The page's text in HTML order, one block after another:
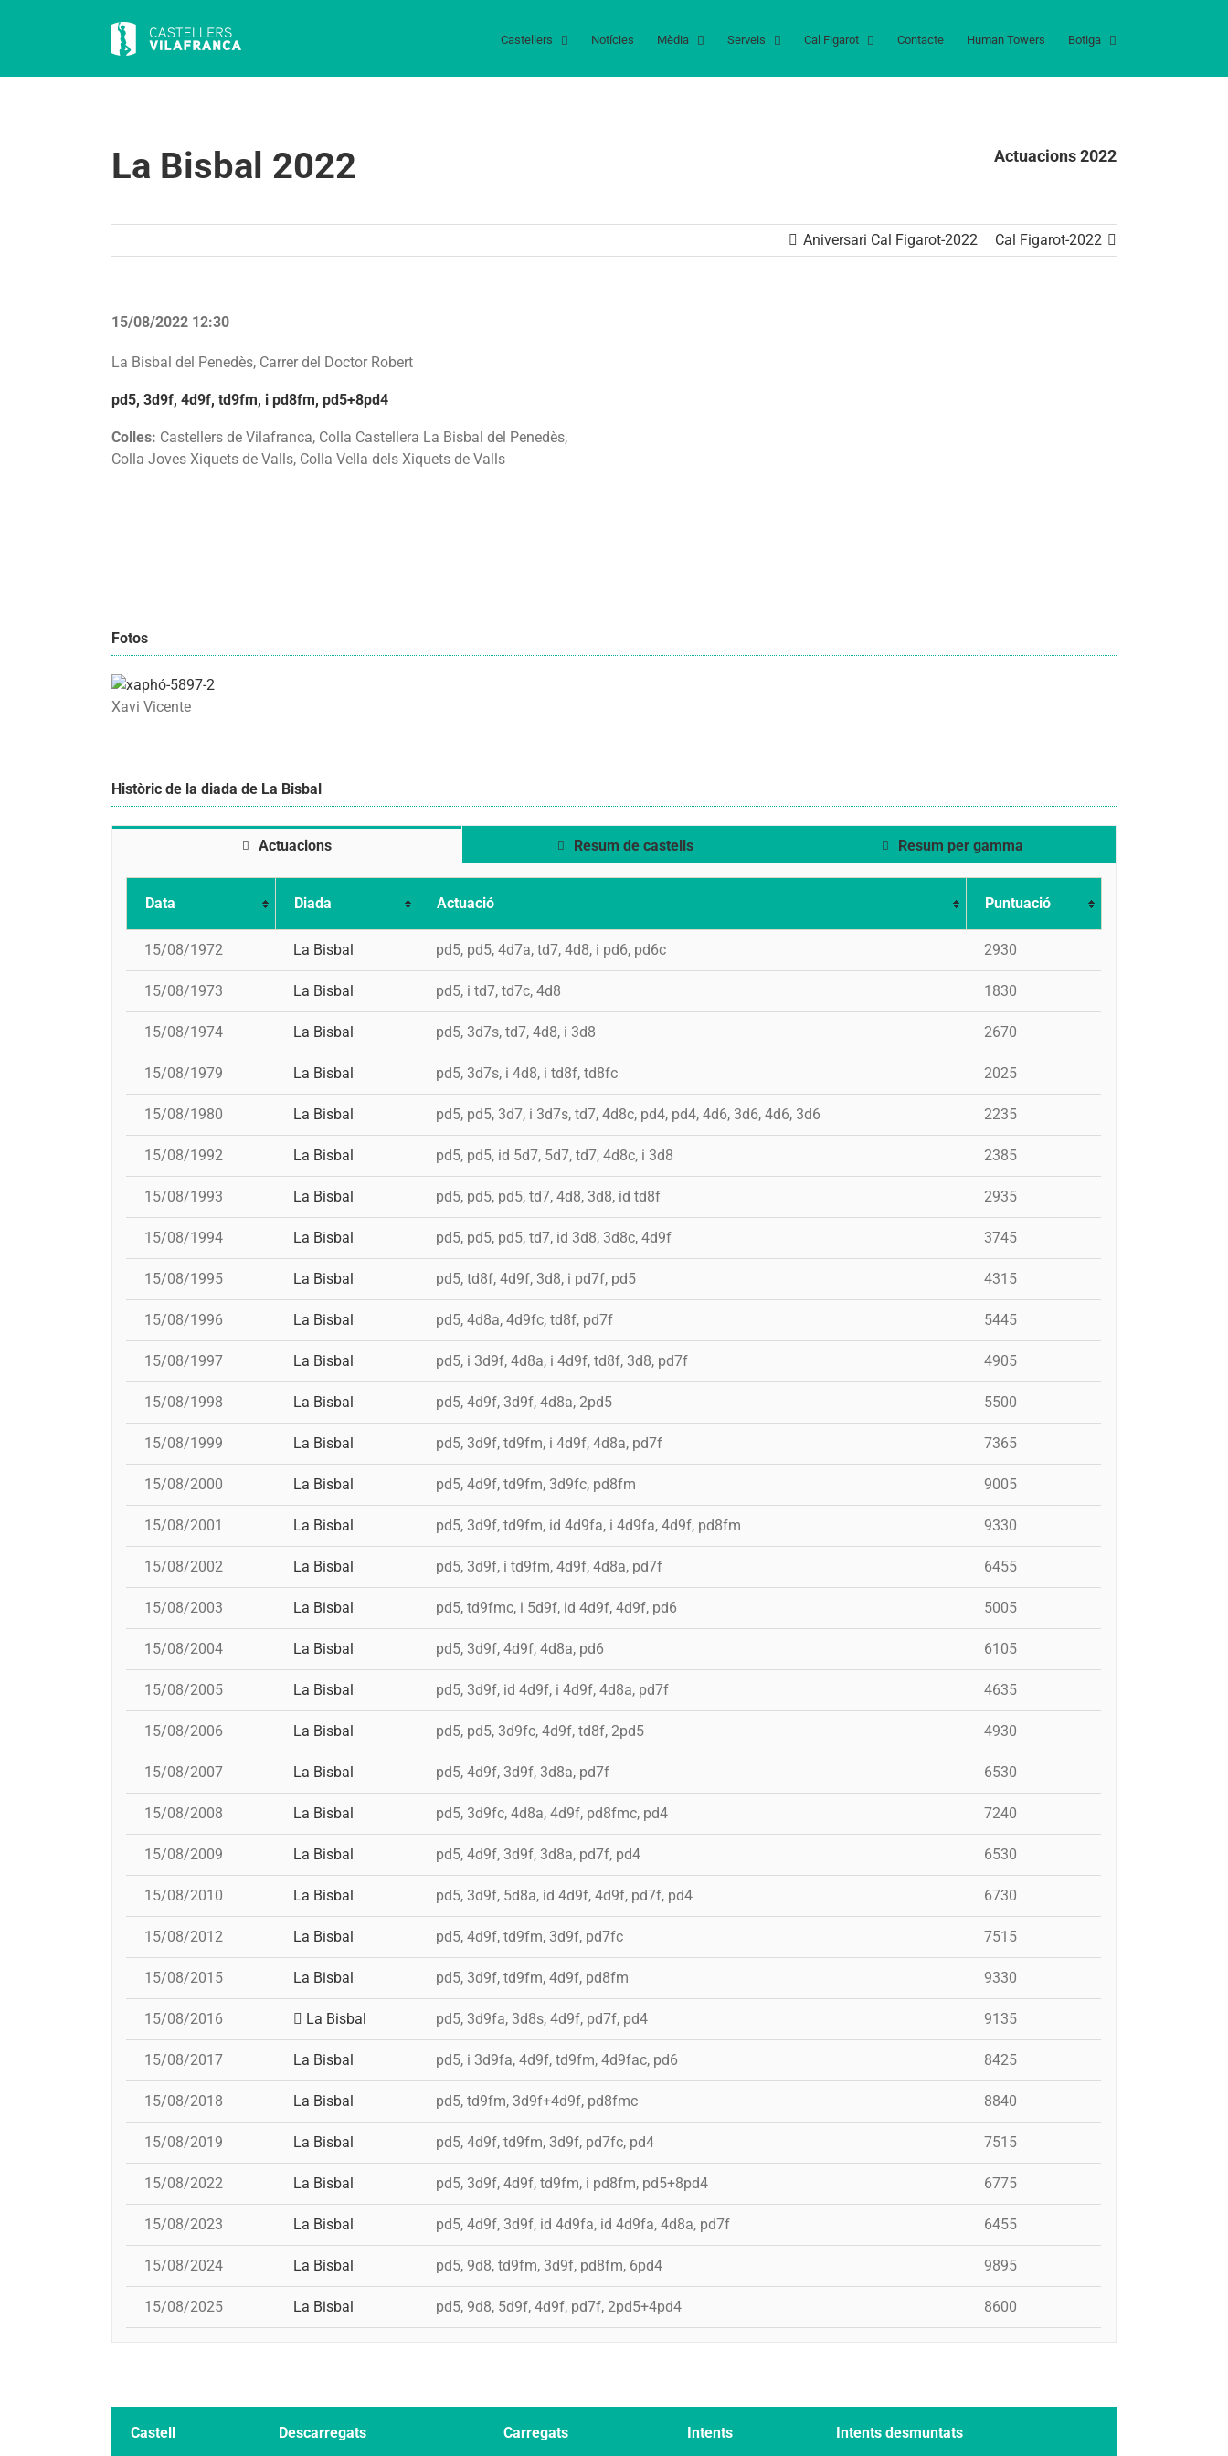
Castellers Notícies Mèdia Serveis Cal Figarot Contacte Human Towers Botiga
La Bisbal 2022 Actuacions 2022
Aniversari Cal Figarot-2022 Cal Figarot-2022
15/08/2022 12:30
La Bisbal del Penedès, Carrer del Doctor Robert
pd5, 3d9f, 4d9f, td9fm, i pd8fm, pd5+8pd4
Colles: Castellers de Vilafranca, Colla Castellera La Bisbal del Penedès,
Colla Joves Xiquets de Valls, Colla Vella dels Xiquets de Valls
Fotos
Xavi Vicente
Històric de la diada de La Bisbal
Actuacions Resum de castells Resum per gamma
Data Diada Actuació Puntuació
15/08/1972 La Bisbal pd5, pd5, 4d7a, td7, 4d8, i pd6, pd6c 2930
15/08/1973 La Bisbal pd5, i td7, td7c, 4d8 1830
15/08/1974 La Bisbal pd5, 3d7s, td7, 4d8, i 3d8 2670
15/08/1979 La Bisbal pd5, 3d7s, i 4d8, i td8f, td8fc 2025
15/08/1980 La Bisbal pd5, pd5, 3d7, i 3d7s, td7, 4d8c, pd4, pd4, 4d6, 3d6, 4d6, 3d6 2235
15/08/1992 La Bisbal pd5, pd5, id 5d7, 5d7, td7, 4d8c, i 3d8 2385
15/08/1993 La Bisbal pd5, pd5, pd5, td7, 4d8, 3d8, id td8f 2935
15/08/1994 La Bisbal pd5, pd5, pd5, td7, id 3d8, 3d8c, 4d9f 3745
15/08/1995 La Bisbal pd5, td8f, 4d9f, 3d8, i pd7f, pd5 4315
15/08/1996 La Bisbal pd5, 4d8a, 4d9fc, td8f, pd7f 5445
15/08/1997 La Bisbal pd5, i 3d9f, 4d8a, i 4d9f, td8f, 3d8, pd7f 4905
15/08/1998 La Bisbal pd5, 4d9f, 3d9f, 4d8a, 2pd5 5500
15/08/1999 La Bisbal pd5, 3d9f, td9fm, i 4d9f, 4d8a, pd7f 7365
15/08/2000 La Bisbal pd5, 4d9f, td9fm, 3d9fc, pd8fm 9005
15/08/2001 La Bisbal pd5, 3d9f, td9fm, id 4d9fa, i 4d9fa, 4d9f, pd8fm 9330
15/08/2002 La Bisbal pd5, 3d9f, i td9fm, 4d9f, 4d8a, pd7f 6455
15/08/2003 La Bisbal pd5, td9fmc, i 5d9f, id 4d9f, 4d9f, pd6 5005
15/08/2004 La Bisbal pd5, 3d9f, 4d9f, 4d8a, pd6 6105
15/08/2005 La Bisbal pd5, 3d9f, id 4d9f, i 4d9f, 4d8a, pd7f 4635
15/08/2006 La Bisbal pd5, pd5, 3d9fc, 4d9f, td8f, 2pd5 4930
15/08/2007 La Bisbal pd5, 4d9f, 3d9f, 3d8a, pd7f 6530
15/08/2008 La Bisbal pd5, 3d9fc, 4d8a, 4d9f, pd8fmc, pd4 7240
15/08/2009 La Bisbal pd5, 4d9f, 3d9f, 3d8a, pd7f, pd4 6530
15/08/2010 La Bisbal pd5, 3d9f, 5d8a, id 4d9f, 4d9f, pd7f, pd4 6730
15/08/2012 La Bisbal pd5, 4d9f, td9fm, 3d9f, pd7fc 7515
15/08/2015 La Bisbal pd5, 3d9f, td9fm, 4d9f, pd8fm 9330
15/08/2016 La Bisbal pd5, 3d9fa, 3d8s, 4d9f, pd7f, pd4 9135
15/08/2017 La Bisbal pd5, i 3d9fa, 4d9f, td9fm, 4d9fac, pd6 8425
15/08/2018 La Bisbal pd5, td9fm, 3d9f+4d9f, pd8fmc 8840
15/08/2019 La Bisbal pd5, 4d9f, td9fm, 3d9f, pd7fc, pd4 7515
15/08/2022 La Bisbal pd5, 3d9f, 4d9f, td9fm, i pd8fm, pd5+8pd4 6775
15/08/2023 La Bisbal pd5, 4d9f, 3d9f, id 4d9fa, id 4d9fa, 4d8a, pd7f 6455
15/08/2024 La Bisbal pd5, 9d8, td9fm, 3d9f, pd8fm, 6pd4 9895
15/08/2025 La Bisbal pd5, 9d8, 5d9f, 4d9f, pd7f, 2pd5+4pd4 8600
Castell Descarregats Carregats Intents Intents desmuntats